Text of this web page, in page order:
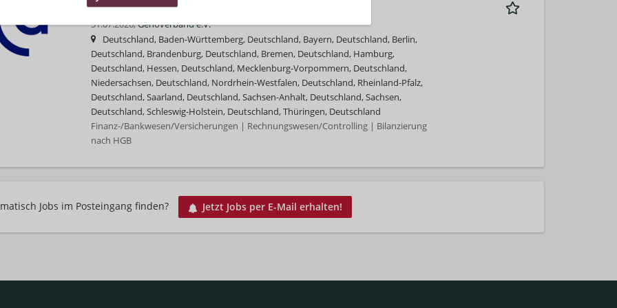
Spezialist*in Rechnungslegung (m/w/d)
31.07.2026,Genoverband e.V.
Deutschland, Baden-Württemberg, Deutschland, Bayern, Deutschland, Berlin,
Deutschland, Brandenburg, Deutschland, Bremen, Deutschland, Hamburg,
Deutschland, Hessen, Deutschland, Mecklenburg-Vorpommern, Deutschland,
Niedersachsen, Deutschland, Nordrhein-Westfalen, Deutschland, Rheinland-Pfalz,
Deutschland, Saarland, Deutschland, Sachsen-Anhalt, Deutschland, Sachsen,
Deutschland, Schleswig-Holstein, Deutschland, Thüringen, Deutschland
Finanz-/Bankwesen/Versicherungen | Rechnungswesen/Controlling | Bilanzierung
nach HGB
Jobs im Posteingang finden? Jetzt Jobs per E-Mail erhalten!